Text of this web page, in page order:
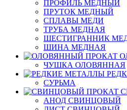
ПРОФИЛЬ МЕДНЫЙ
ПРУТОК МЕДНЫЙ
СПЛАВЫ МЕДИ
ТРУБА МЕДНАЯ
ШЕСТИГРАННИК
ШИНА МЕДНАЯ
ЧУШКА ОЛОВЯННАЯ
СУРЬМА
АНОД СВИНЦОВЫЙ